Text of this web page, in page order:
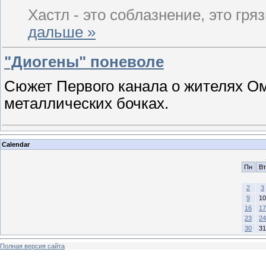
Хастл - это соблазнение, это
дальше »
"Диогены" поневоле
Сюжет Первого канала о жителях
металлических бочках.
Calendar
Пн
Вт
2
3
9
10
16
17
23
24
30
31
Полная версия сайта